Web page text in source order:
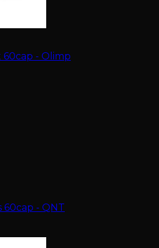
- Olimp
- QNT